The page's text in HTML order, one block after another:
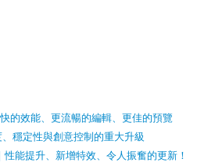
的效能、更流暢的編輯、更佳的預覽
穩定性與創意控制的重大升級
能提升、新增特效、令人振奮的更新！